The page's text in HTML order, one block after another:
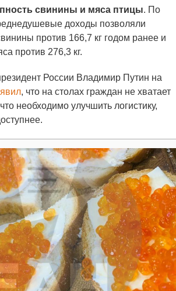
свинины и мяса птицы. По
доходы позволяли
против 166,7 кг годом ранее и
против 276,3 кг.
России Владимир Путин на
, что на столах граждан не хватает
необходимо улучшить логистику,